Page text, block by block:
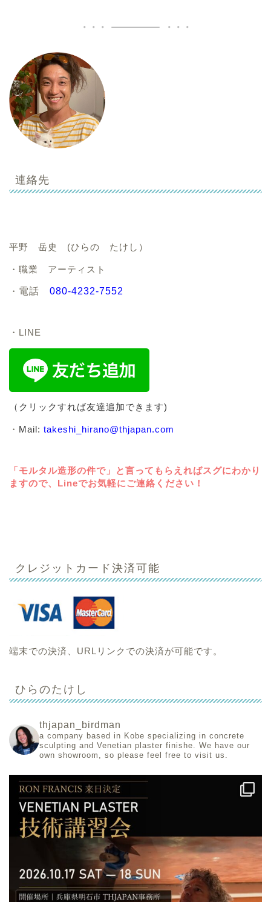
連絡先
平野 岳史 (ひらの たけし）
・職業 アーティスト
・ 電話 080-4232-7552
・LINE
（クリックすれば友達追加できます)
・ Mail: takeshi_hirano@thjapan.com
「モルタル造形の件で」と言ってもらえればスグにわかり
ますので、Lineでお気軽にご連絡ください！
クレジットカード決済可能
端末での決済、URLリンクでの決済が可能です。
ひらのたけし
thjapan_birdman
a company based in Kobe specializing in concrete
sculpting and Venetian plaster finishe.
We have our
own showroom, so please feel free to visit us.